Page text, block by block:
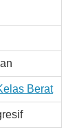
Berat